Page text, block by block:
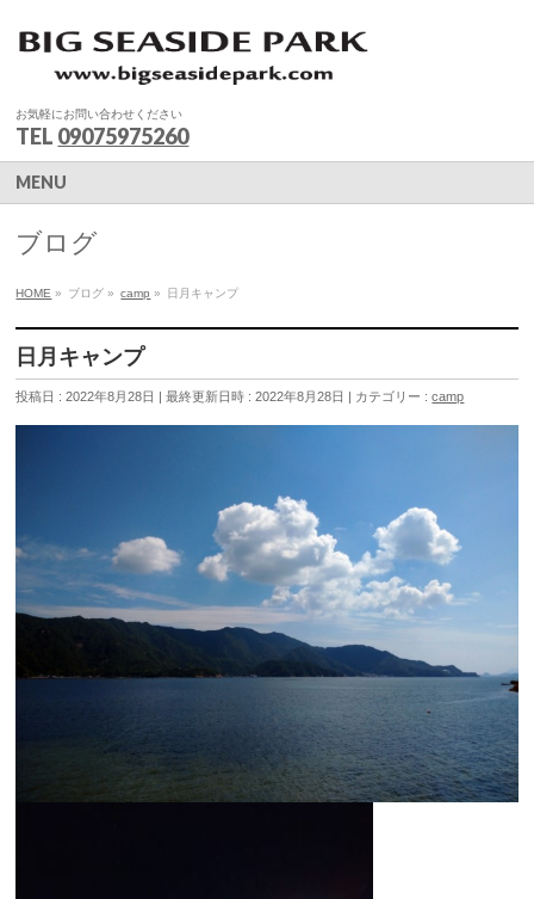
お気軽にお問い合わせください
TEL 09075975260
MENU
ブログ
HOME » ブログ » camp » 日月キャンプ
日月キャンプ
投稿日 : 2022年8月28日 最終更新日時 : 2022年8月28日 カテゴリー :camp